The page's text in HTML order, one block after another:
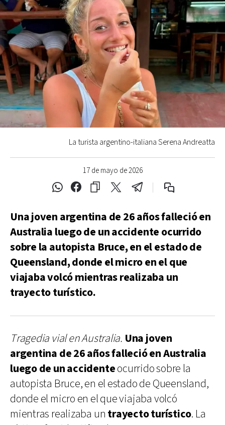
17 de mayo de 2026
La turista argentino-italiana Serena Andreatta
Una joven argentina de 26 años falleció en
Australia luego de un accidente ocurrido
sobre la autopista Bruce, en el estado de
Queensland, donde el micro en el que
viajaba volcó mientras realizaba un
trayecto turístico.
Tragedia vial en Australia. Una joven
argentina de 26 años falleció en Australia
luego de un accidenteocurrido sobre la
autopista Bruce, en el estado de Queensland,
donde el micro en el que viajaba volcó
mientras realizaba un trayecto turístico. La